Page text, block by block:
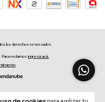
los derechos reservados.
Para reclamos ingresá acá.